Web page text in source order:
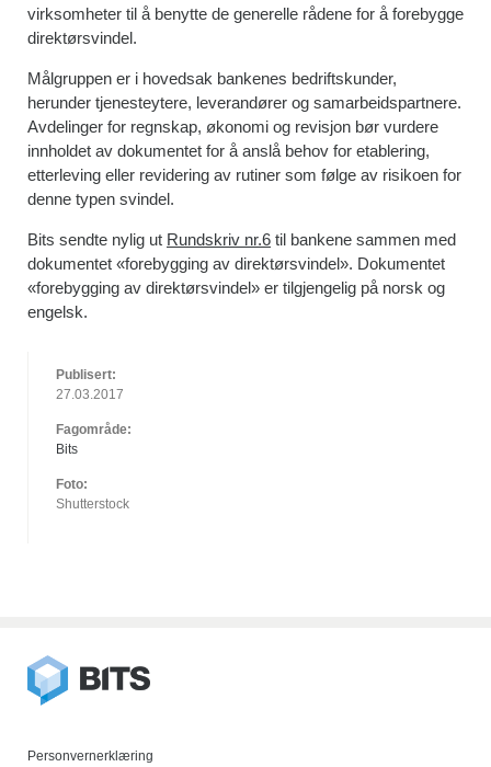
virksomheter til å benytte de generelle rådene for å forebygge
direktørsvindel.
Målgruppen er i hovedsak bankenes bedriftskunder,
herunder tjenesteytere, leverandører og samarbeidspartnere.
Avdelinger for regnskap, økonomi og revisjon bør vurdere
innholdet av dokumentet for å anslå behov for etablering,
etterleving eller revidering av rutiner som følge av risikoen for
denne typen svindel.
Bits sendte nylig ut Rundskriv nr.6 til bankene sammen med
dokumentet «forebygging av direktørsvindel». Dokumentet
«forebygging av direktørsvindel» er tilgjengelig på norsk og
engelsk.
Publisert:
27.03.2017
Fagområde:
Bits
Foto:
Shutterstock
Personvernerklæring